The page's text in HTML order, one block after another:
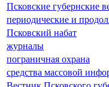
Псковские губернские
периодические и
Псковский набат
журналы
пограничная охрана
средства массовой